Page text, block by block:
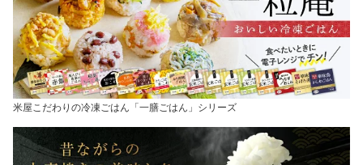
米屋こだわりの冷凍ごはん「一膳ごはん」シリーズ